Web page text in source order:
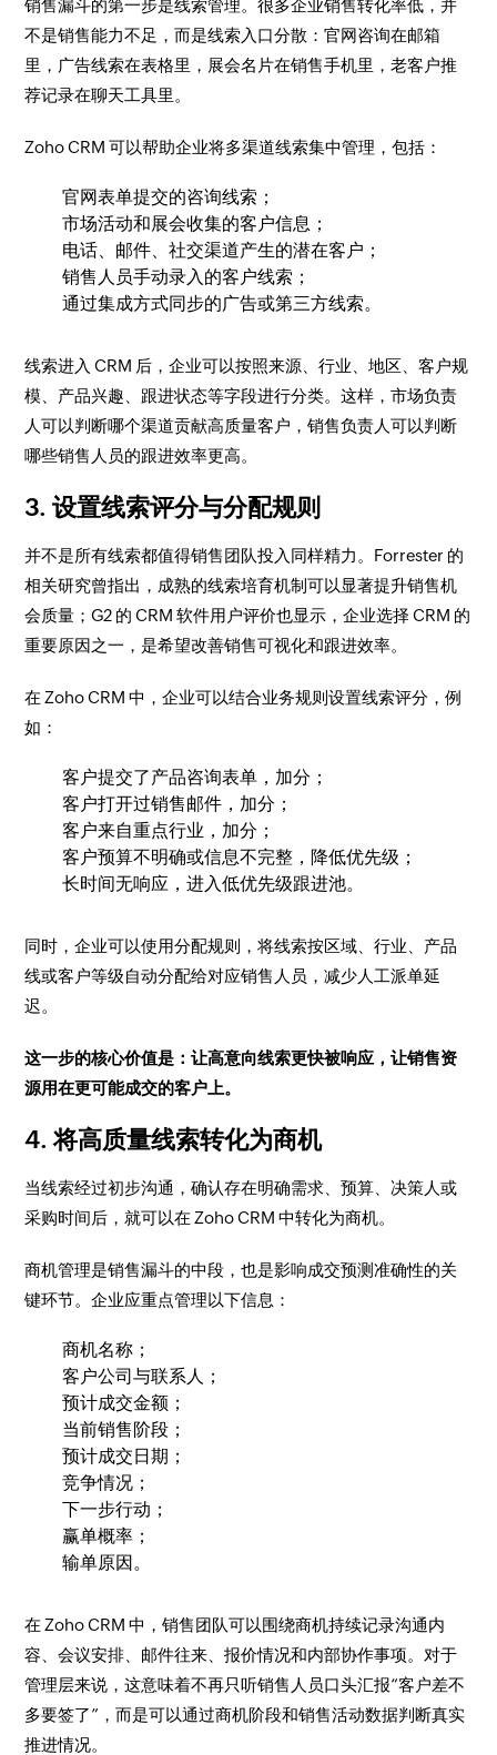
销售漏斗的第一步是线索管理。很多企业销售转化率低，并
不是销售能力不足，而是线索入口分散：官网咨询在邮箱
里，广告线索在表格里，展会名片在销售手机里，老客户推
荐记录在聊天工具里。
Zoho CRM 可以帮助企业将多渠道线索集中管理，包括：
官网表单提交的咨询线索；
市场活动和展会收集的客户信息；
电话、邮件、社交渠道产生的潜在客户；
销售人员手动录入的客户线索；
通过集成方式同步的广告或第三方线索。
线索进入 CRM 后，企业可以按照来源、行业、地区、客户规
模、产品兴趣、跟进状态等字段进行分类。这样，市场负责
人可以判断哪个渠道贡献高质量客户，销售负责人可以判断
哪些销售人员的跟进效率更高。
3. 设置线索评分与分配规则
并不是所有线索都值得销售团队投入同样精力。Forrester 的
相关研究曾指出，成熟的线索培育机制可以显著提升销售机
会质量；G2 的 CRM 软件用户评价也显示，企业选择 CRM 的
重要原因之一，是希望改善销售可视化和跟进效率。
在 Zoho CRM 中，企业可以结合业务规则设置线索评分，例
如：
客户提交了产品咨询表单，加分；
客户打开过销售邮件，加分；
客户来自重点行业，加分；
客户预算不明确或信息不完整，降低优先级；
长时间无响应，进入低优先级跟进池。
同时，企业可以使用分配规则，将线索按区域、行业、产品
线或客户等级自动分配给对应销售人员，减少人工派单延
迟。
这一步的核心价值是：让高意向线索更快被响应，让销售资
源用在更可能成交的客户上。
4. 将高质量线索转化为商机
当线索经过初步沟通，确认存在明确需求、预算、决策人或
采购时间后，就可以在 Zoho CRM 中转化为商机。
商机管理是销售漏斗的中段，也是影响成交预测准确性的关
键环节。企业应重点管理以下信息：
商机名称；
客户公司与联系人；
预计成交金额；
当前销售阶段；
预计成交日期；
竞争情况；
下一步行动；
赢单概率；
输单原因。
在 Zoho CRM 中，销售团队可以围绕商机持续记录沟通内
容、会议安排、邮件往来、报价情况和内部协作事项。对于
管理层来说，这意味着不再只听销售人员口头汇报“客户差不
多要签了”，而是可以通过商机阶段和销售活动数据判断真实
推进情况。